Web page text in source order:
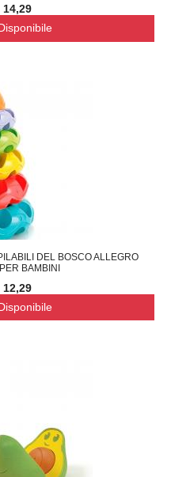
14,29
DEL BOSCO ALLEGRO
BAMBINI
12,29